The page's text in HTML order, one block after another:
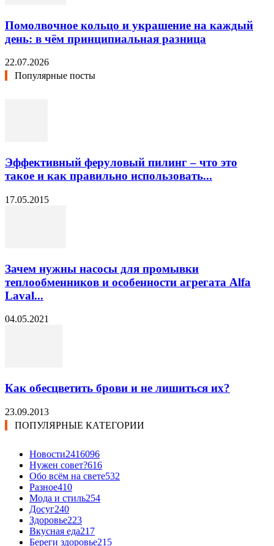
Помолвочное кольцо и украшение на каждый
день: в чём принципиальная разница
22.07.2026
Популярные посты
Эффективный феруловый пилинг – что это
такое и как правильно использовать...
17.05.2015
Зачем нужны насосы для промывки
теплообменников и особенности агрегата Alfa
Laval...
04.05.2021
Как обесцветить брови и не лишиться их?
23.09.2013
ПОПУЛЯРНЫЕ КАТЕГОРИИ
Новости2416096
Нужен совет?616
Обо всём на свете532
Разное410
Мода и стиль254
Досуг240
Здоровье223
Вкусная еда217
Береги здоровье215